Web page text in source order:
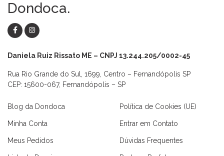
Dondoca.
Daniela Ruiz Rissato ME – CNPJ 13.244.205/0002-45
Rua Rio Grande do Sul, 1699, Centro – Fernandópolis SP
CEP: 15600-067, Fernandópolis – SP
Blog da Dondoca
Minha Conta
Meus Pedidos
Política de Cookies (UE)
Entrar em Contato
Dúvidas Frequentes